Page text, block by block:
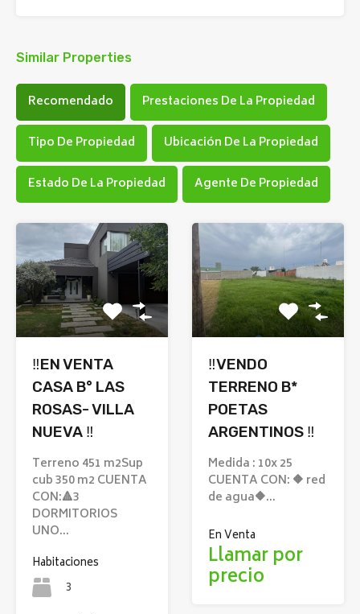
Similar Properties
Recomendado Prestaciones De La Propiedad
Tipo De Propiedad Ubicación De La Propiedad
Estado De La Propiedad Agente De Propiedad
‼️EN VENTA
CASA B° LAS
ROSAS- VILLA
NUEVA ‼️
Terreno 451 m2Sup
cub 350 m2 CUENTA
CON:🔺3
DORMITORIOS
UNO…
Habitaciones
3
‼️VENDO
TERRENO B*
POETAS
ARGENTINOS ‼️
Medida : 10x 25
CUENTA CON: 🔶 red
de agua🔶…
En Venta
Llamar por
precio